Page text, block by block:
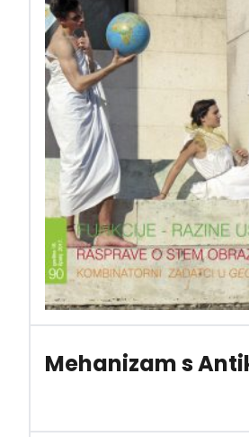
Mehanizam s